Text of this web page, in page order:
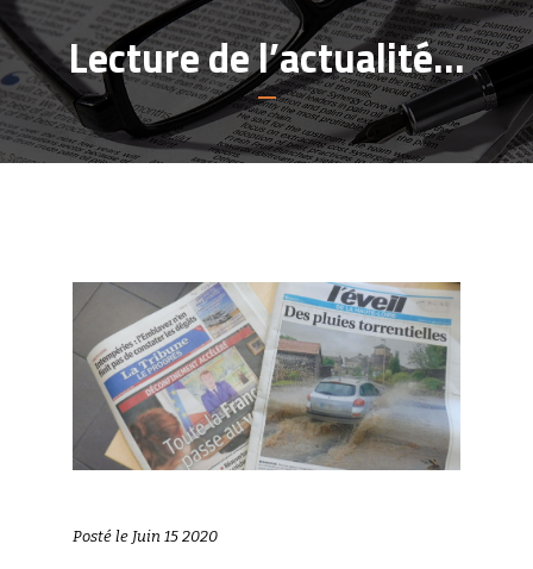
Lecture de l’actualité…
Posté le Juin 15 2020